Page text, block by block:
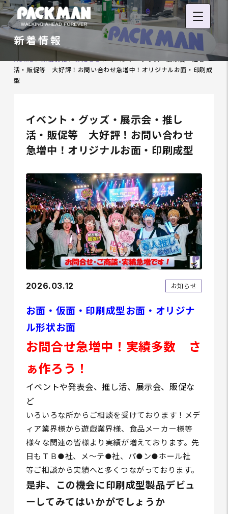
新着情報
HOME>新着情報>お知らせ>イベント・グッズ・展示会・推し
活・販促等 大好評！お問い合わせ急増中！オリジナルお面・印刷成
型
イベント・グッズ・展示会・推し
活・販促等 大好評！お問い合わせ
急増中！オリジナルお面・印刷成型
2026.03.12 お知らせ
お面・仮面・印刷成型お面・オリジナ
ル形状お面
お問合せ急増中！実績多数 さ
ぁ作ろう！
イベントや発表会、推し活、展示会、販促な
ど
いろいろな所からご相談を受けております！メデ
ィア業界様から遊戯業界様、食品メーカー様等
様々な関連の皆様より実績が増えております。先
日もＴＢ●社、メ～テ●社、パ●ン●ホール社
等ご相談から実績へと多くつながっております。
是非、この機会に印刷成型製品デビュ
ーしてみてはいかがでしょうか